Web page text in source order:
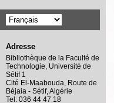
Adresse
Bibliothèque de la Faculté de
Technologie, Université de
Sétif 1
Cité El-Maabouda, Route de
Béjaia - Sétif, Algérie
Tel: 036 44 47 18